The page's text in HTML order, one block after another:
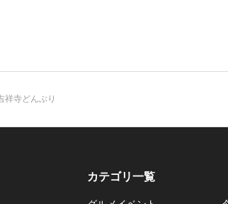
祥寺どんぶり
カテゴリ一覧